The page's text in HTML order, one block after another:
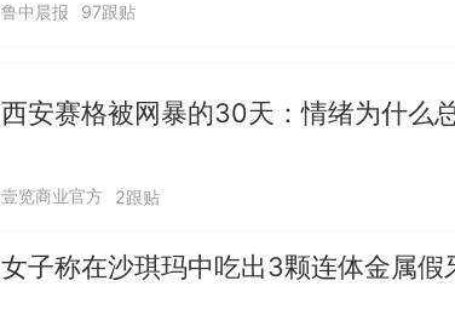
鲁中晨报 97跟贴
西安赛格被网暴的30天：情绪为什么
壹览商业官方 2跟贴
女子称在沙琪玛中吃出3颗连体金属假